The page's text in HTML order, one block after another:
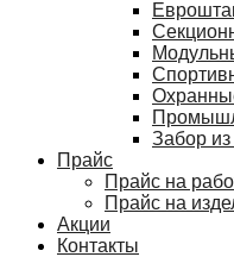
Забор из
Прайс
Прайс на
Прайс на
Акции
Контакты